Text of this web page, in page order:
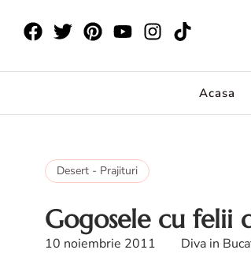
Acasa
Desert - Prajituri
Gogosele cu felii
10 noiembrie 2011 Diva in